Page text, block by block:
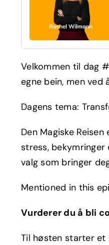
Velkommen til dag
egne bein, men
Dagens tema:
Den Magiske
stress, bekymringer
valg som bringer
Mentioned in this
Vurderer du å bli
Til høsten starter et